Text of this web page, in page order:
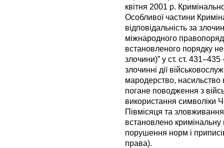
квітня 2001 р.
Особливої частини
відповідальність за
міжнародного
встановленого порядку
злочини)” у ст. cт.
злочинні дії
мародерство, насильство
погане поводження з
використання символіки
Півмісяця та
встановлено кримінальну
порушення норм і
права).